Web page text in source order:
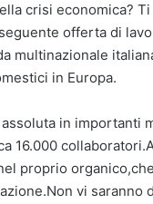
crisi economica?
offerta di
multinazionale
in Europa.
assoluta in importanti
16.000
proprio
vi